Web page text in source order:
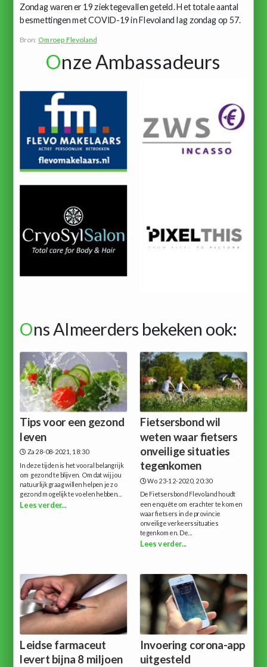
Zondag waren er 19 ziektegevallen geteld. Het totale aantal
besmettingen met COVID-19 in Flevoland lag zondag op 57.
Bron: Omroep Flevoland
Onze Ambassadeurs
Ons Almeerders bekeken ook:
Tips voor een gezond
leven
Za 28-08-2021, 18:30
In deze tijden is het vooral belangrijk
om gezond te blijven. Omdat wij jou
natuurlijk graag willen helpen je zo
gezond mogelijk te voelen hebben...
Lees verder...
Fietsersbond wil
weten waar fietsers
onveilige situaties
tegenkomen
Wo 23-12-2020, 20:30
De Fietsersbond Flevoland houdt
een enquête om erachter te komen
waar fietsers in de provincie
onveilige verkeerssituaties
tegenkomen. De...
Lees verder...
Leidse farmaceut
levert bijna 8 miljoen
Invoering corona-app
uitgesteld